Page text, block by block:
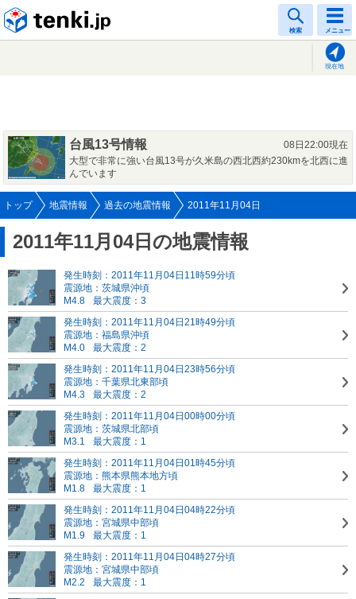
検索 メニュー
現在地
台風13号情報
08日22:00現在
大型で非常に強い台風13号が久米島の西北西約230kmを北西に進
んでいます
トップ 地震情報 過去の地震情報 2011年11月04日
2011年11月04日の地震情報
発生時刻：2011年11月04日11時59分頃
震源地：茨城県沖頃
M4.8
最大震度：3
発生時刻：2011年11月04日21時49分頃
震源地：福島県沖頃
M4.0
最大震度：2
発生時刻：2011年11月04日23時56分頃
震源地：千葉県北東部頃
M4.3
最大震度：2
発生時刻：2011年11月04日00時00分頃
震源地：茨城県北部頃
M3.1
最大震度：1
発生時刻：2011年11月04日01時45分頃
震源地：熊本県熊本地方頃
M1.8
最大震度：1
発生時刻：2011年11月04日04時22分頃
震源地：宮城県中部頃
M1.9
最大震度：1
発生時刻：2011年11月04日04時27分頃
震源地：宮城県中部頃
M2.2
最大震度：1